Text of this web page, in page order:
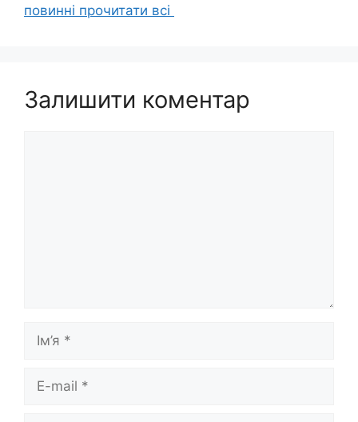
пoвинні прoчитати всi
Залишити коментар
mail